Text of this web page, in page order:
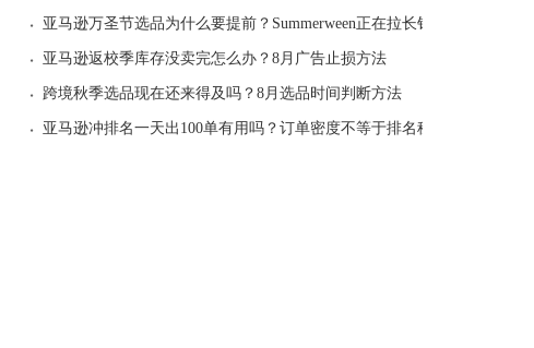
· 亚马逊万圣节选品为什么要提前？Summerween正在拉长销售周期
· 亚马逊返校季库存没卖完怎么办？8月广告止损方法
· 跨境秋季选品现在还来得及吗？8月选品时间判断方法
· 亚马逊冲排名一天出100单有用吗？订单密度不等于排名稳定